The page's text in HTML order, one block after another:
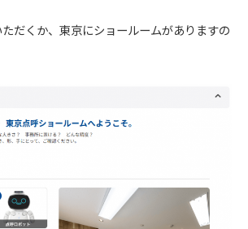
だくか、東京にショールームがありますの